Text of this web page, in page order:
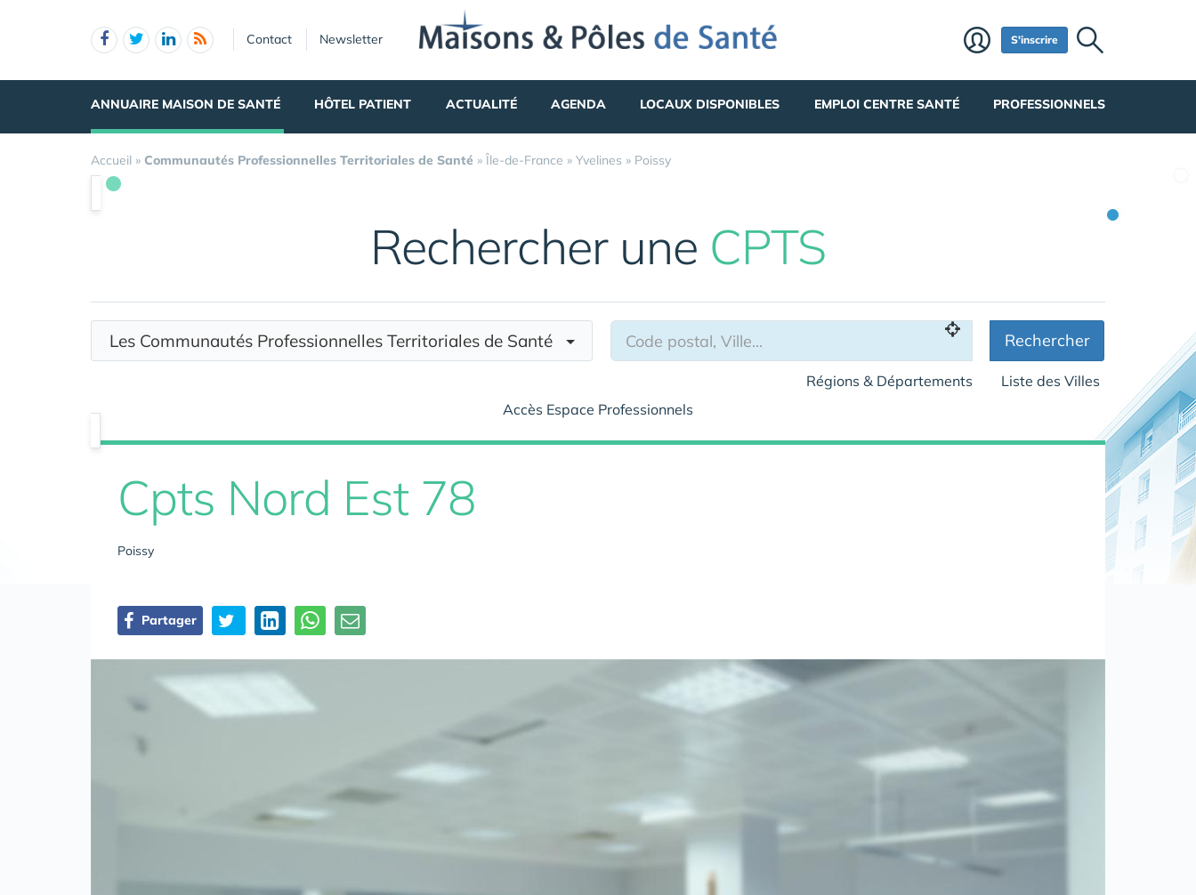
Contact Newsletter S'inscrire
ANNUAIRE MAISON DE SANTÉ HÔTEL PATIENT ACTUALITÉ AGENDA LOCAUX DISPONIBLES EMPLOI CENTRE SANTÉ PROFESSIONNELS
Accueil » Communautés Professionnelles Territoriales de Santé » Île-de-France » Yvelines » Poissy
Rechercher une CPTS
Les Communautés Professionnelles Territoriales de Santé Rechercher
Régions & Départements
Liste des Villes
Accès Espace Professionnels
Cpts Nord Est 78
Poissy
Partager